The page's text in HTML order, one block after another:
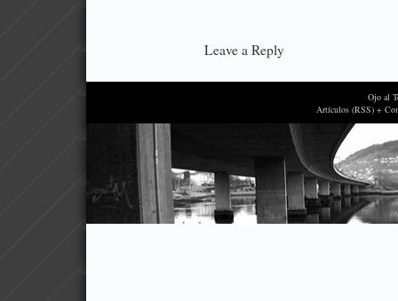
Leave a Reply
Ojo al
Artículos (RSS) +